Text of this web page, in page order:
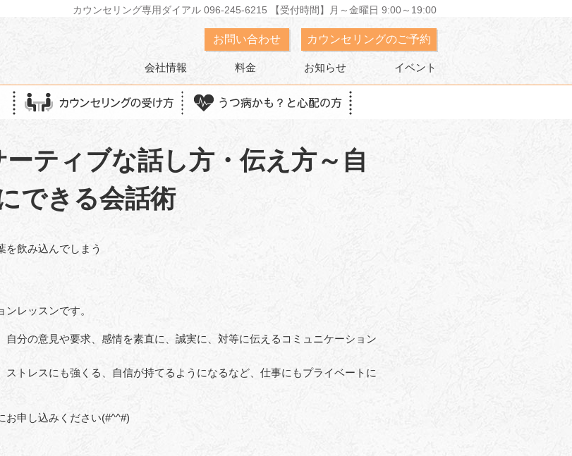
カウンセリング専用ダイアル 096-245-6215 【受付時間】月～金曜日 9:00～19:00
お問い合わせ カウンセリングのご予約
会社情報 料金 お知らせ イベント
ティブな話し方・伝え方～自
できる会話術
を飲み込んでしまう
レッスンです。
自分の意見や要求、感情を素直に、誠実に、対等に伝えるコミュニケーション
トレスにも強くる、自信が持てるようになるなど、仕事にもプライベートに
お申し込みください(#^^#)